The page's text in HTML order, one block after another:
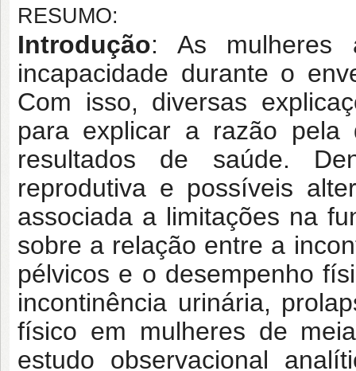
RESUMO:
Introdução: As mulheres
incapacidade durante o
Com isso, diversas
para explicar a razão pela
resultados de saúde.
reprodutiva e possíveis
associada a limitações na
sobre a relação entre a
pélvicos e o desempenho
incontinência urinária,
físico em mulheres de
estudo observacional